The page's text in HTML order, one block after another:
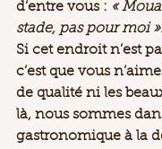
d’entre vous : «
stade, pas pour moi
Si cet endroit n’est
c’est que vous
de qualité ni les
là, nous sommes
gastronomique à la